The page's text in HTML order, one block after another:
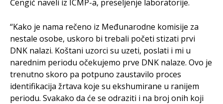
Čengić naveli iz ICMP-a, preseljenje laboratorije.
“Kako je nama rečeno iz Međunarodne komisije za
nestale osobe, uskoro bi trebali početi stizati prvi
DNK nalazi. Koštani uzorci su uzeti, poslati i mi u
narednim periodu očekujemo prve DNK nalaze. Ovo je
trenutno skoro pa potpuno zaustavilo proces
identifikacija žrtava koje su ekshumirane u ranijem
periodu. Svakako da će se odraziti i na broj onih koji